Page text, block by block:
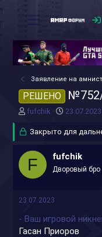
Заявление на
РЕШЕНО
А
т
р
т
fufchik
Д
т
н
ч
23.07.2023
Закрыто для
F fufchik
Дворовый бро
23.07.2023
- Ваш игровой
Гасан Приоров